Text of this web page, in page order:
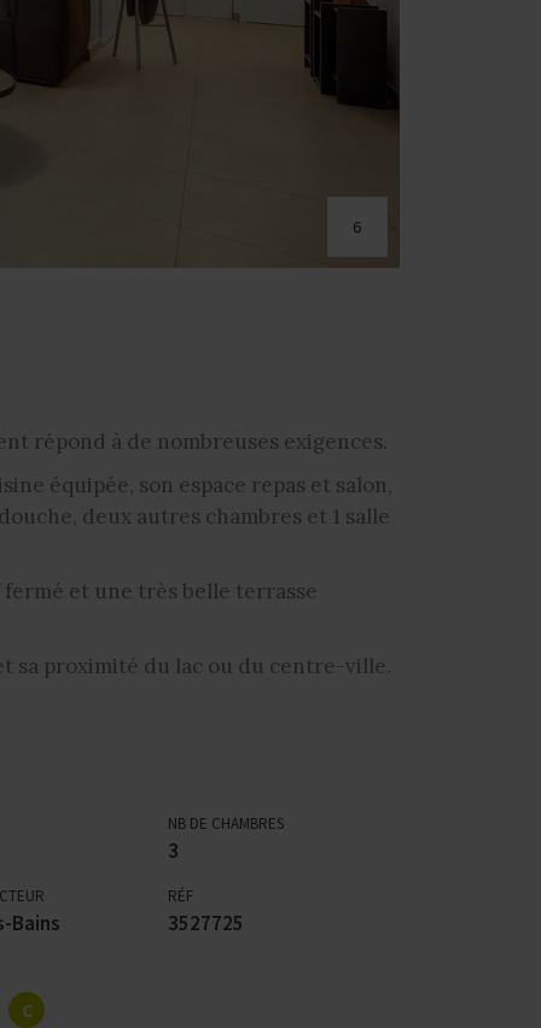
6
répond à de nombreuses exigences.
équipée, son espace repas et salon,
deux autres chambres et 1 salle
et une très belle terrasse
sa proximité du lac ou du centre-ville.
NB DE CHAMBRES
3
Bains
RÉF
3527725
C